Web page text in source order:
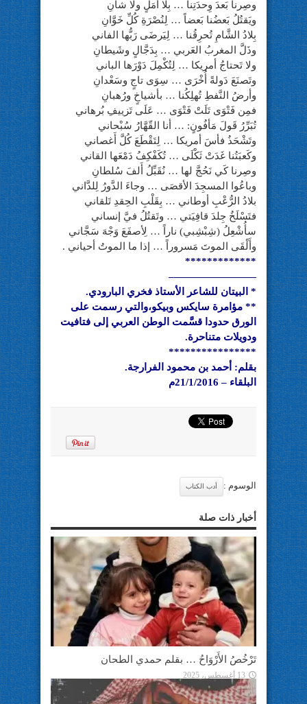
وصِرنا بَعدَ وِحدَتِنا … بِلا أَمَلٍ ولا شانِ
ويَقتُلُ بَعضُنا بَعضاً … لِنُصْرَةِ كُلِّ خَوَّانِ
بِلادُ الشَّامِ تُحرِقُنا … لِيَرضَى رَبُّها الفاني
وذَلَّ المغربُ العَربي … بِدَجَّالٍ وشَيطانِ
ولا تَحتاجُ أمريكا … لِتُكْمِلَ دَوْرَها الباني
وتَصنَعَ دَولةً أُخْرَى … سِوَى تاجٍ وسَعْدانِ
وأرضُ النَّفطِ تُهلِكُنا … بأشياخٍ ورُهبانِ
فمِن فَتْوَى تَلَتْ فَتْوَى … عَلَى تَزييفِ بُرهاني
تُبَرِّرُ قَولَ مَأفُونٍ: … أنا القّهَّارُ سُبْحاني
وتَشْحَذُ فأسَ أمريكا … لِتَقْطَعَ كُلَّ أَغصاني
وكَعبَتُنا غَدَتْ ثَكْلَى … تُكَفْكِفُ دَمْعَها القاني
وصِرنا كَي نَحُجَّ لها … نُقَبِّلُ أَلفَ سُلطانِ
وباعُوا المسجِدَ الأقصَى … وجاءَ الدَّورُ لِلدَّاني
بلادُ الرُّعْبِ أوطاني … بِقَلْبِ الحِقدِ تَلقاني
فتَسْلَخُ جِلدَ قافِيَتي … وتَقتُلُ فيَّ إنساني
سأُشْعِلُ (شِبْشِبي) ناراً … لِأصفَعَ وَجْهَ سَجَّاني
وأَلْقَى الموتَ مَسروراً … إذا ما الموتُ أحياني .
*************
————————–
* البيتان للشاعر الأستاذ فخري البارودي.
** مؤامرة سايكس وبيكو،والتي رسمت على
الورق حدودا قسَّمت الوطن العربي إلى فتافيت
ودويلات متناحرة.
****************
بقلم: أحمد بن محمود الفرارجة.
البلقاء – 21/1/2016م
الوسوم : أدب الكتاب
أخبار ذات صلة
تَرْخُصُ الأَرْوَاحُ … بقلم حمدي الطحان
13 أغسطس، 2025